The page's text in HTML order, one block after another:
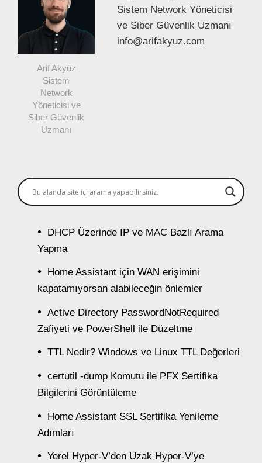
Arif Akyüz
Sistem
Network
Yöneticisi ve
Siber Güvenlik
Uzmanı
Sistem Network Yöneticisi
ve Siber Güvenlik Uzmanı
info@arifakyuz.com
DHCP Üzerinde IP ve MAC Bazlı Arama
Yapma
Home Assistant için WAN erişimini
kapatamıyorsan alabileceğin önlemler
Active Directory PasswordNotRequired
Zafiyeti ve PowerShell ile Düzeltme
TTL Nedir? Windows ve Linux TTL Değerleri
certutil -dump Komutu ile PFX Sertifika
Bilgilerini Görüntüleme
Home Assistant SSL Sertifika Yenileme
Adımları
Yerel Hyper-V’den Uzak Hyper-V’ye